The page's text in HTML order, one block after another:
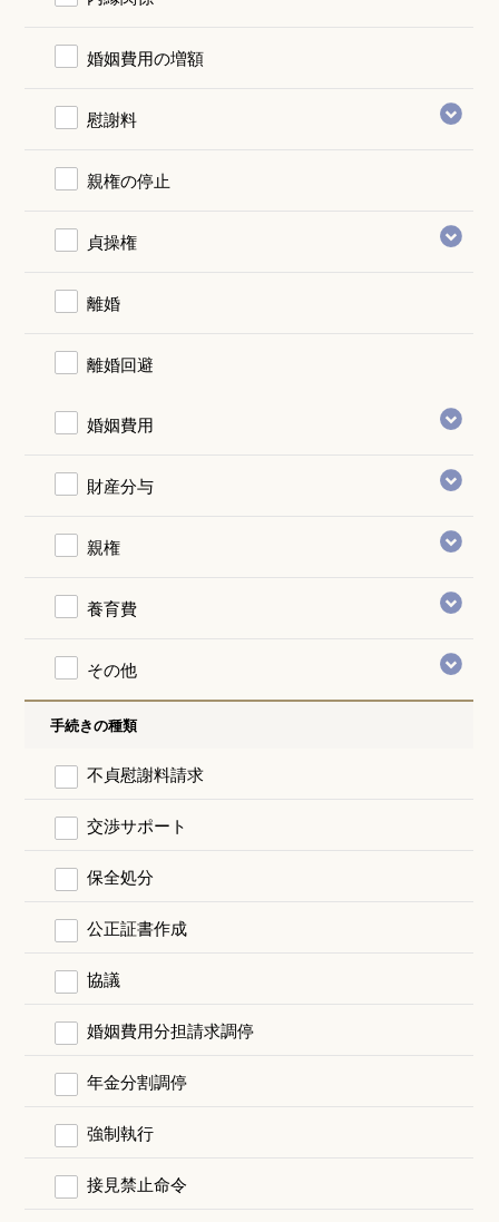
婚姻費用の増額
慰謝料
親権の停止
貞操権
離婚
離婚回避
婚姻費用
財産分与
親権
養育費
その他
手続きの種類
不貞慰謝料請求
交渉サポート
保全処分
公正証書作成
協議
婚姻費用分担請求調停
年金分割調停
強制執行
接見禁止命令